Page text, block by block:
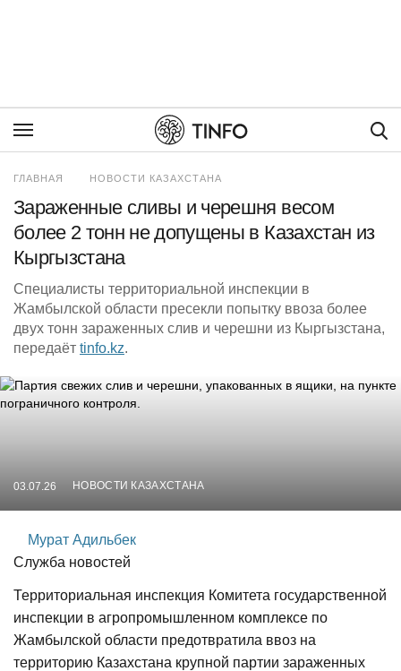
ГЛАВНАЯ НОВОСТИ КАЗАХСТАНА
Зараженные сливы и черешня весом
более 2 тонн не допущены в Казахстан из
Кыргызстана
Специалисты территориальной инспекции в
Жамбылской области пресекли попытку ввоза более
двух тонн зараженных слив и черешни из Кыргызстана,
передаёт tinfo.kz.
03.07.26 НОВОСТИ КАЗАХСТАНА
Мурат Адильбек
Служба новостей
Территориальная инспекция Комитета государственной
инспекции в агропромышленном комплексе по
Жамбылской области предотвратила ввоз на
территорию Казахстана крупной партии зараженных